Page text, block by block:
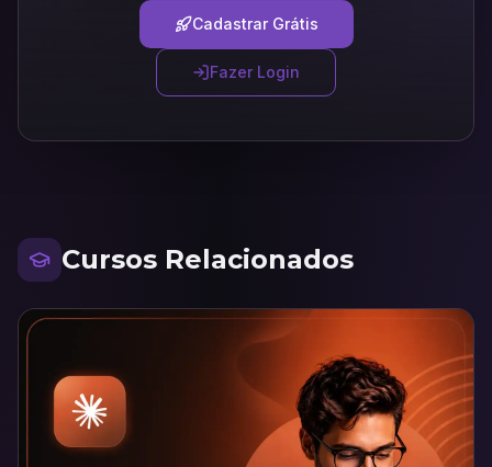
Cadastrar Grátis
Fazer Login
Cursos Relacionados